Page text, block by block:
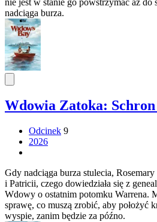
nie jest w stanie go powstrzymać aż do
nadciąga burza.
Wdowia Zatoka:
Odcinek 9
2026
Gdy nadciąga burza stulecia,
i Patricii, czego dowiedziała się z
Wdowy o ostatnim potomku Warrena.
sprawę, co muszą zrobić, aby położyć
wyspie, zanim będzie za późno.